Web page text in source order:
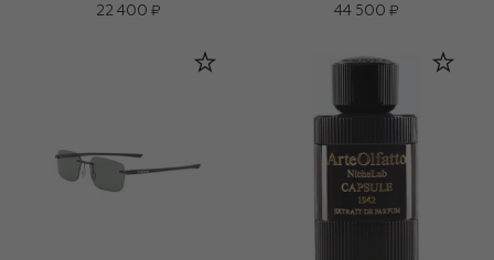
22 400 ₽
44 500 ₽